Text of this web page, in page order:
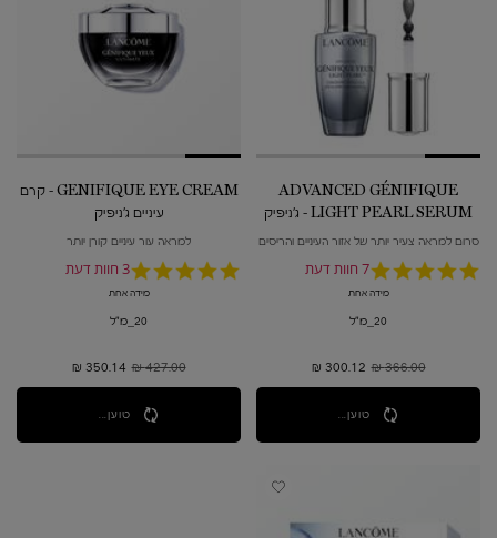
ADVANCED GÉNIFIQUE
LIGHT PEARL SERUM - ג'ניפיק
סרום עיניים
סרום למראה צעיר יותר של אזור העיניים והריסים
4.9
7 חוות דעת
מידה אחת
20_מ"ל
מחיר קודם
366.00 ₪ מחיר חדש
300.12 ₪
טוען...
GENIFIQUE EYE CREAM - קרם
עיניים ג'ניפיק
למראה עור עיניים קורן יותר
5.0
3 חוות דעת
מידה אחת
20_מ"ל
מחיר קודם
427.00 ₪ מחיר חדש
350.14 ₪
טוען...